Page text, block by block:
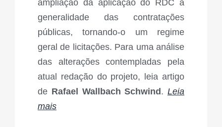
ampliação da aplicação do RDC à
generalidade das contratações
públicas, tornando-o um regime
geral de licitações. Para uma análise
das alterações contempladas pela
atual redação do projeto, leia artigo
de Rafael Wallbach Schwind . Leia
mais